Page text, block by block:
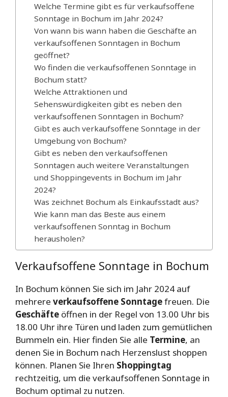
Welche Termine gibt es für verkaufsoffene
Sonntage in Bochum im Jahr 2024?
Von wann bis wann haben die Geschäfte an
verkaufsoffenen Sonntagen in Bochum
geöffnet?
Wo finden die verkaufsoffenen Sonntage in
Bochum statt?
Welche Attraktionen und
Sehenswürdigkeiten gibt es neben den
verkaufsoffenen Sonntagen in Bochum?
Gibt es auch verkaufsoffene Sonntage in der
Umgebung von Bochum?
Gibt es neben den verkaufsoffenen
Sonntagen auch weitere Veranstaltungen
und Shoppingevents in Bochum im Jahr
2024?
Was zeichnet Bochum als Einkaufsstadt aus?
Wie kann man das Beste aus einem
verkaufsoffenen Sonntag in Bochum
herausholen?
Verkaufsoffene Sonntage in Bochum
In Bochum können Sie sich im Jahr 2024 auf
mehrere verkaufsoffene Sonntagefreuen. Die
Geschäfte öffnen in der Regel von 13.00 Uhr bis
18.00 Uhr ihre Türen und laden zum gemütlichen
Bummeln ein. Hier finden Sie alle Termine, an
denen Sie in Bochum nach Herzenslust shoppen
können. Planen Sie Ihren Shoppingtag
rechtzeitig, um die verkaufsoffenen Sonntage in
Bochum optimal zu nutzen.